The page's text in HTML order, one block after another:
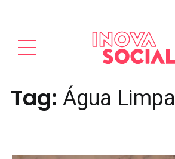
Tag: Água Limpa